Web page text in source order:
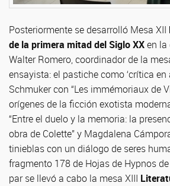
Posteriormente se desarrolló Mesa XII
de la primera mitad del Siglo XXen la
Walter Romero, coordinador de la
ensayista: el pastiche como ‘crítica en
Schmuker con “Les immémoriaux de
orígenes de la ficción exotista
“Entre el duelo y la memoria: la
obra de Colette” y Magdalena
tinieblas con un diálogo de seres
fragmento 178 de Hojas de Hypnos
par se llevó a cabo la mesa XIII